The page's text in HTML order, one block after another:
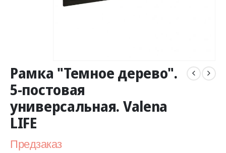
Рамка "Темное дерево".
5-постовая
универсальная. Valena
LIFE
Предзаказ